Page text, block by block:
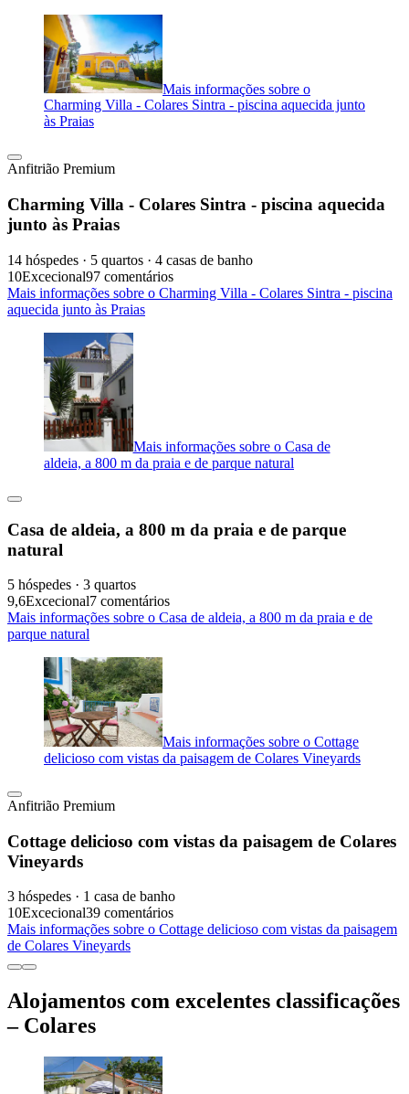
Mais informações sobre o
Charming Villa - Colares Sintra - piscina aquecida junto
às Praias
Anfitrião Premium
Charming Villa - Colares Sintra - piscina aquecida
junto às Praias
14 hóspedes · 5 quartos · 4 casas de banho
10Excecional97 comentários
Mais informações sobre o Charming Villa - Colares Sintra - piscina
aquecida junto às Praias
Mais informações sobre o Casa de
aldeia, a 800 m da praia e de parque natural
Casa de aldeia, a 800 m da praia e de parque
natural
5 hóspedes · 3 quartos
9,6Excecional7 comentários
Mais informações sobre o Casa de aldeia, a 800 m da praia e de
parque natural
Mais informações sobre o Cottage
delicioso com vistas da paisagem de Colares Vineyards
Anfitrião Premium
Cottage delicioso com vistas da paisagem de Colares
Vineyards
3 hóspedes · 1 casa de banho
10Excecional39 comentários
Mais informações sobre o Cottage delicioso com vistas da paisagem
de Colares Vineyards
Alojamentos com excelentes classificações
– Colares